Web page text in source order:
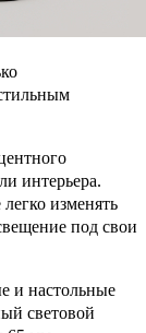
интерьера.
изменять
под свои
и настольные
световой